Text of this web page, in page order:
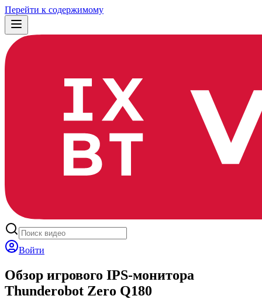
Перейти к содержимому
Войти
Обзор игрового IPS-монитора
Thunderobot Zero Q180